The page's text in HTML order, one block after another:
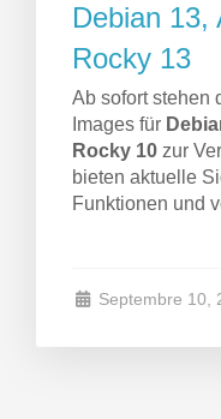
Debian 13,
Rocky 13
Ab sofort stehen
Images für
Rocky 10 zur
bieten aktuelle
Funktionen und
Septembre 10,